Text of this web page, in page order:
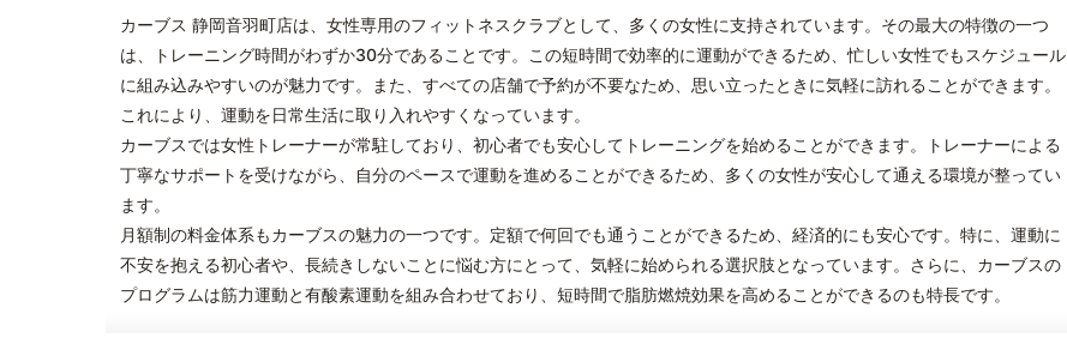
カーブス 静岡音羽町店は、女性専用のフィットネスクラブとして、多くの女性に支持されています。その最大の特徴の一つ
は、トレーニング時間がわずか30分であることです。この短時間で効率的に運動ができるため、忙しい女性でもスケジュール
に組み込みやすいのが魅力です。また、すべての店舗で予約が不要なため、思い立ったときに気軽に訪れることができます。
これにより、運動を日常生活に取り入れやすくなっています。
カーブスでは女性トレーナーが常駐しており、初心者でも安心してトレーニングを始めることができます。トレーナーによる
丁寧なサポートを受けながら、自分のペースで運動を進めることができるため、多くの女性が安心して通える環境が整ってい
ます。
月額制の料金体系もカーブスの魅力の一つです。定額で何回でも通うことができるため、経済的にも安心です。特に、運動に
不安を抱える初心者や、長続きしないことに悩む方にとって、気軽に始められる選択肢となっています。さらに、カーブスの
プログラムは筋力運動と有酸素運動を組み合わせており、短時間で脂肪燃焼効果を高めることができるのも特長です。